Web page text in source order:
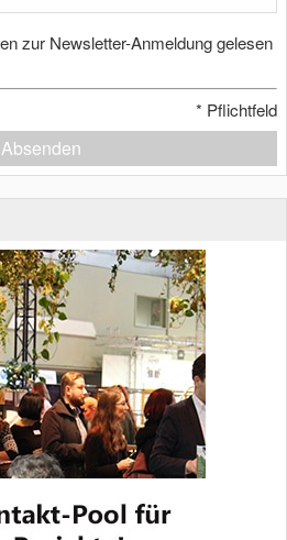
zur Newsletter-Anmeldung gelesen
* Pflichtfeld
Absenden